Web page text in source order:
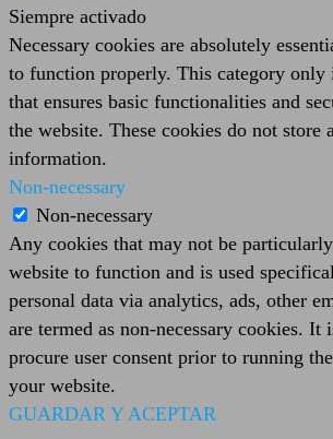
Siempre activado
Necessary cookies are absolutely
to function properly. This category only
that ensures basic functionalities and
the website. These cookies do not store
information.
Non-necessary
Non-necessary
Any cookies that may not be
website to function and is used
personal data via analytics, ads, other
are termed as non-necessary cookies. It
procure user consent prior to running
your website.
GUARDAR Y ACEPTAR